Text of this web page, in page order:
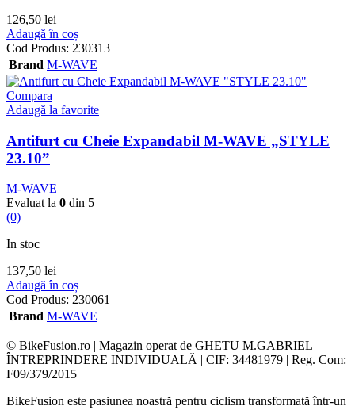
126,50 lei
Adaugă în coș
Cod Produs: 230313
Brand M-WAVE
Compara
Adaugă la favorite
Antifurt cu Cheie Expandabil M-WAVE „STYLE
23.10”
M-WAVE
Evaluat la 0 din 5
(0)
In stoc
137,50 lei
Adaugă în coș
Cod Produs: 230061
Brand M-WAVE
© BikeFusion.ro | Magazin operat de GHETU M.GABRIEL
ÎNTREPRINDERE INDIVIDUALĂ | CIF: 34481979 | Reg. Com:
F09/379/2015
BikeFusion este pasiunea noastră pentru ciclism transformată într-un